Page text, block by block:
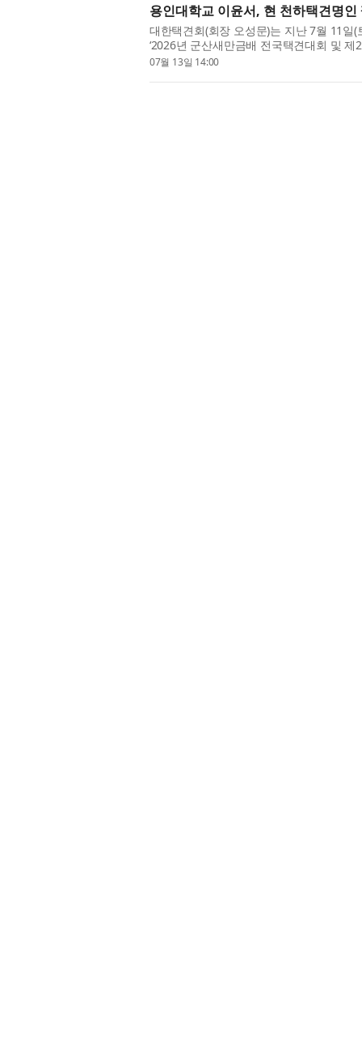
용인대학교 이윤서, 현 천하택견명인
대한택견회(회장 오성문)는 지난 7월 11일
‘2026년 군산새만금배 전국택견대회 및
대회는 유네스코 인류무형문화유산이자
07월 13일 14:00